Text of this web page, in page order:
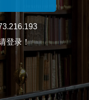
登录！